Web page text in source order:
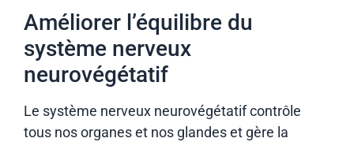
Améliorer l’équilibre du
système nerveux
neurovégétatif
Le système nerveux neurovégétatif contrôle
tous nos organes et nos glandes et gère la